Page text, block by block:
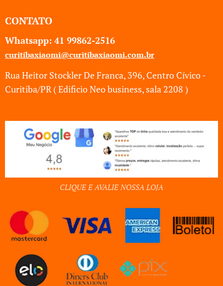
CONTATO
Whatsapp: 41 99862-2516
curitibaxiaomi@curitibaxiaomi.com.br
Rua Heitor Stockler De Franca, 396, Centro Cívico -
Curitiba/PR ( Edificio Neo business, sala 2208 )
CLIQUE E AVALIE NOSSA LOJA